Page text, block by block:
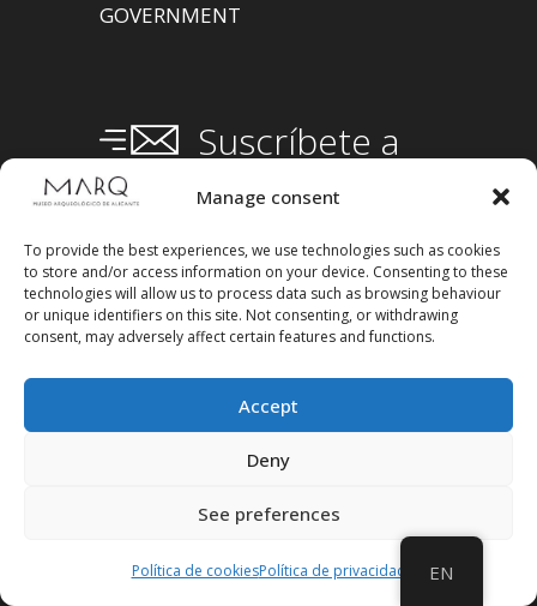
Manage consent
To provide the best experiences, we use technologies such as cookies
to store and/or access information on your device. Consenting to these
technologies will allow us to process data such as browsing behaviour
or unique identifiers on this site. Not consenting, or withdrawing
consent, may adversely affect certain features and functions.
Accept
Deny
See preferences
Política de cookiesPolítica de privacidad
GOVERNMENT
Suscríbete a
nuestraNewsletter
EN